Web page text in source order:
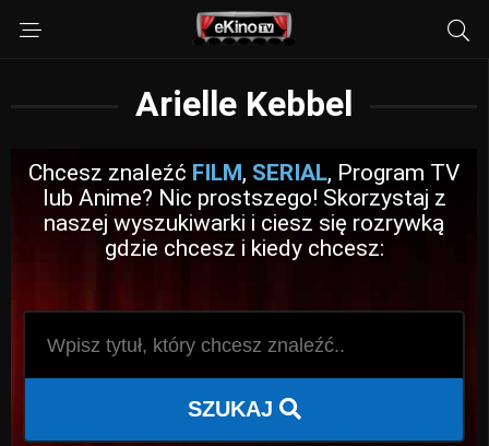
Arielle Kebbel
Chcesz znaleźć FILM, SERIAL, Program TV
lub Anime? Nic prostszego! Skorzystaj z
naszej wyszukiwarki i ciesz się rozrywką
gdzie chcesz i kiedy chcesz:
SZUKAJ